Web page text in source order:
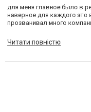
для меня главное было в
наверное для каждого это
прозванивал много
спасибо, и побольше
Читати повністю